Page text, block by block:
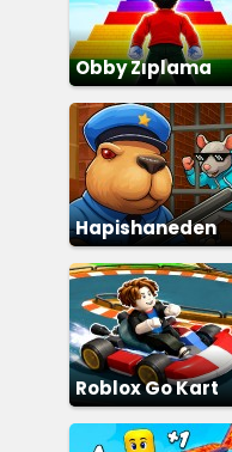
Obby Zıplama
Hapishaneden
Kaçış Obby
Roblox Go Kart